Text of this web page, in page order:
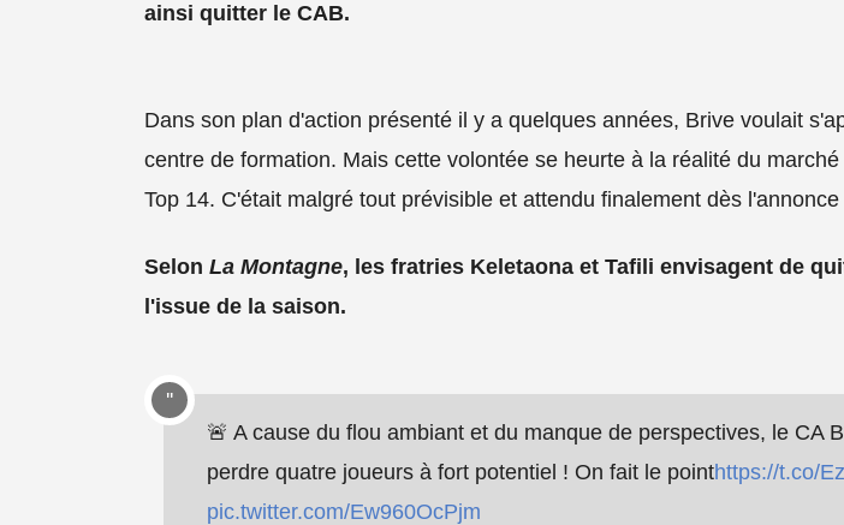
ainsi quitter le CAB.
Dans son plan d'action présenté il y a quelques années, Brive voulait
centre de formation. Mais cette volontée se heurte à la réalité du
Top 14. C'était malgré tout prévisible et attendu finalement dès
Selon La Montagne, les fratries Keletaona et Tafili envisagent de
l'issue de la saison.
🚨 A cause du flou ambiant et du manque de perspectives, le CA
perdre quatre joueurs à fort potentiel ! On fait le pointhttps://t.co/
pic.twitter.com/Ew960OcPjm